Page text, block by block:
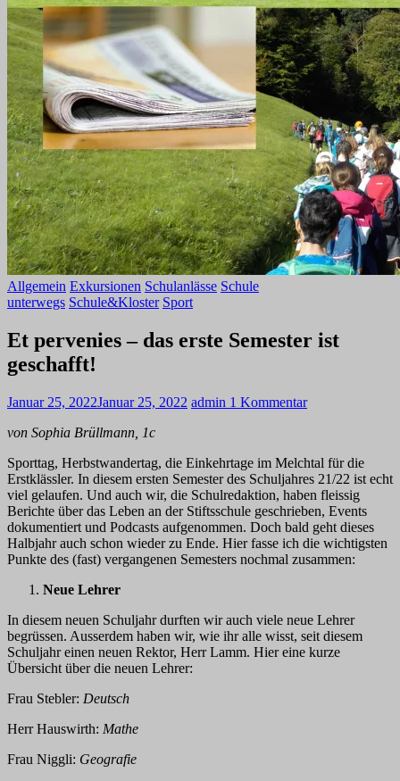
Allgemein Exkursionen Schulanlässe Schule
unterwegs Schule&Kloster Sport
Et pervenies – das erste Semester ist
geschafft!
Januar 25, 2022Januar 25, 2022 admin 1 Kommentar
von Sophia Brüllmann, 1c
Sporttag, Herbstwandertag, die Einkehrtage im Melchtal für die
Erstklässler. In diesem ersten Semester des Schuljahres 21/22 ist echt
viel gelaufen. Und auch wir, die Schulredaktion, haben fleissig
Berichte über das Leben an der Stiftsschule geschrieben, Events
dokumentiert und Podcasts aufgenommen. Doch bald geht dieses
Halbjahr auch schon wieder zu Ende. Hier fasse ich die wichtigsten
Punkte des (fast) vergangenen Semesters nochmal zusammen:
Neue Lehrer
In diesem neuen Schuljahr durften wir auch viele neue Lehrer
begrüssen. Ausserdem haben wir, wie ihr alle wisst, seit diesem
Schuljahr einen neuen Rektor, Herr Lamm. Hier eine kurze
Übersicht über die neuen Lehrer:
Frau Stebler: Deutsch
Herr Hauswirth: Mathe
Frau Niggli: Geografie